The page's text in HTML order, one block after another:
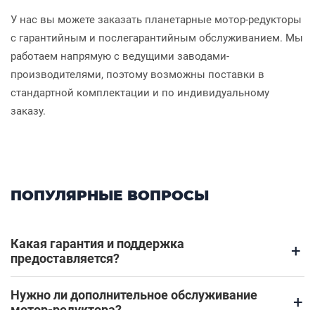
У нас вы можете заказать планетарные мотор-редукторы
с гарантийным и послегарантийным обслуживанием. Мы
работаем напрямую с ведущими заводами-
производителями, поэтому возможны поставки в
стандартной комплектации и по индивидуальному
заказу.
ПОПУЛЯРНЫЕ ВОПРОСЫ
Какая гарантия и поддержка
предоставляется?
+
Нужно ли дополнительное обслуживание
+